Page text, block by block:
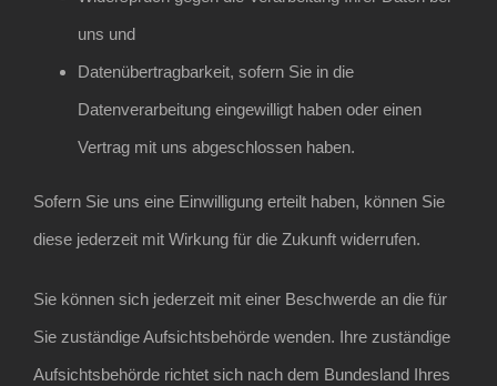
uns und
Datenübertragbarkeit, sofern Sie in die
Datenverarbeitung eingewilligt haben oder einen
Vertrag mit uns abgeschlossen haben.
Sofern Sie uns eine Einwilligung erteilt haben, können Sie
diese jederzeit mit Wirkung für die Zukunft widerrufen.
Sie können sich jederzeit mit einer Beschwerde an die für
Sie zuständige Aufsichtsbehörde wenden. Ihre zuständige
Aufsichtsbehörde richtet sich nach dem Bundesland Ihres